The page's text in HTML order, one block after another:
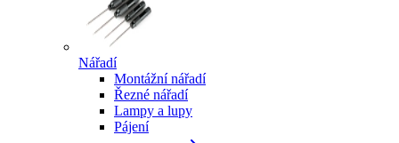
Nářadí
Montážní nářadí
Řezné nářadí
Lampy a lupy
Pájení